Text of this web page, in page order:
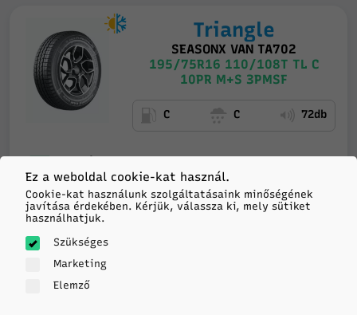
Triangle
SEASONX VAN TA702
195/75R16 110/108T TL C
10PR M+S 3PMSF
C C 72db
munkanapon belül
20+ daraba
szállítónál
HUF/db
-
Ez a weboldal cookie-kat használ.
Cookie-kat használunk szolgáltatásaink minőségének
javítása érdekében. Kérjük, válassza ki, mely sütiket
használhatjuk.
Szükséges
Marketing
Elemző